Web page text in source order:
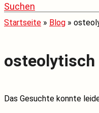
Suchen
Startseite » Blog »
osteolytisch
Das Gesuchte konnte